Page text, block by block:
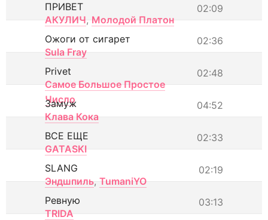
02:09
ПРИВЕТ
АКУЛИЧ, Молодой Платон
02:36
Ожоги от сигарет
Sula Fray
02:48
Privet
Самое Большое Простое
Число
04:52
Замуж
Клава Кока
02:33
ВСЕ ЕЩЕ
GATASKI
02:19
SLANG
Эндшпиль, TumaniYO
03:13
Ревную
TRIDA